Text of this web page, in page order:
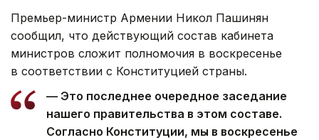
Премьер-министр Армении Никол Пашинян
сообщил, что действующий состав кабинета
министров сложит полномочия в воскресенье
в соответствии с Конституцией страны.
— Это последнее очередное заседание
нашего правительства в этом составе.
Согласно Конституции, мы в воскресенье